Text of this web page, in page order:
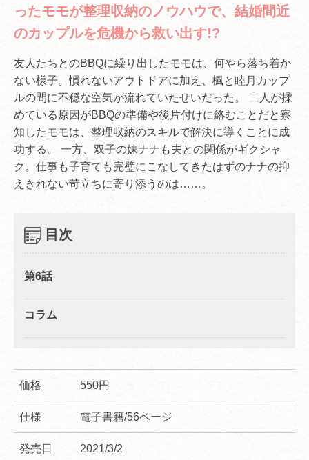
ったモモが整理収納のノウハウで、結婚間近
のカップルを危機から救い出す!?
友人たちとのBBQに繰り出したモモは、何やら落ち着か
ない様子。慣れないアウトドアに加え、楓と睦月カップ
ルの間に不穏な空気が流れていたせいだった。 二人が揉
めている原因がBBQの準備や後片付けに絡むことだと察
知したモモは、整理収納のスキルで解決に導くことに成
功する。 一方、双子の妹ナナも夫との関係がギクシャ
ク。仕事も子育ても完璧にこなしてきたはずのナナの抑
えきれない苛立ちに寄り添うのは……。
目次
第6話
コラム
価格 550円
仕様 電子書籍/56ページ
発売日 2021/3/2